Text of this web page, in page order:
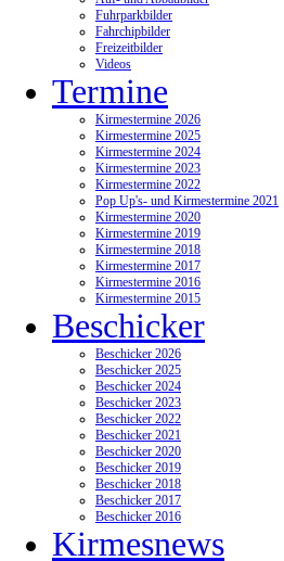
Fuhrparkbilder
Fahrchipbilder
Freizeitbilder
Videos
Termine
Kirmestermine 2026
Kirmestermine 2025
Kirmestermine 2024
Kirmestermine 2023
Kirmestermine 2022
Pop Up's- und Kirmestermine 2021
Kirmestermine 2020
Kirmestermine 2019
Kirmestermine 2018
Kirmestermine 2017
Kirmestermine 2016
Kirmestermine 2015
Beschicker
Beschicker 2026
Beschicker 2025
Beschicker 2024
Beschicker 2023
Beschicker 2022
Beschicker 2021
Beschicker 2020
Beschicker 2019
Beschicker 2018
Beschicker 2017
Beschicker 2016
Kirmesnews